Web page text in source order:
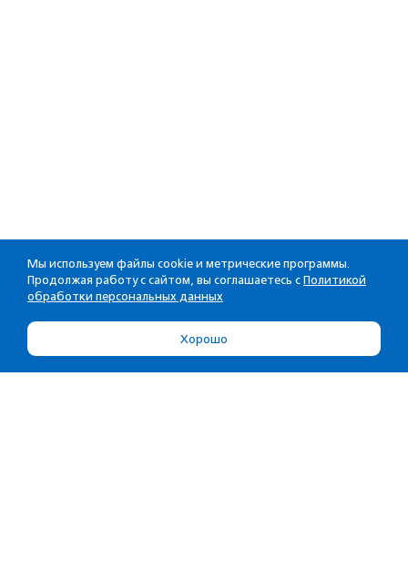
Мы используем файлы cookie и метрические программы.
Продолжая работу с сайтом, вы соглашаетесь с Политикой
обработки персональных данных
Хорошо